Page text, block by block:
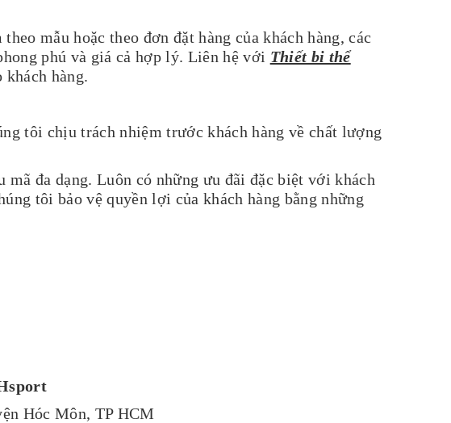
mẫu hoặc theo đơn đặt hàng của khách hàng, các
phú và giá cả hợp lý. Liên hệ với Thiết bi thể
hàng.
tôi chịu trách nhiệm trước khách hàng về chất lượng
mã đa dạng. Luôn có những ưu đãi đặc biệt với khách
tôi bảo vệ quyền lợi của khách hàng bằng những
Hóc Môn, TP HCM